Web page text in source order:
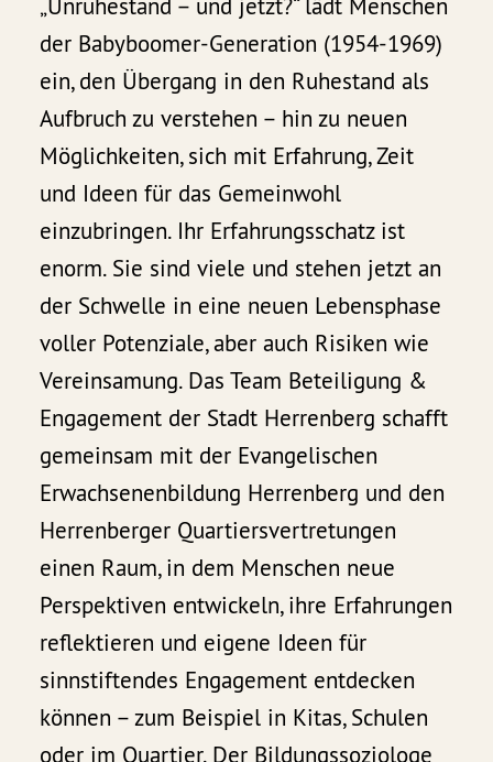
„Unruhestand – und jetzt?“ lädt Menschen
der Babyboomer-Generation (1954-1969)
ein, den Übergang in den Ruhestand als
Aufbruch zu verstehen – hin zu neuen
Möglichkeiten, sich mit Erfahrung, Zeit
und Ideen für das Gemeinwohl
einzubringen. Ihr Erfahrungsschatz ist
enorm. Sie sind viele und stehen jetzt an
der Schwelle in eine neuen Lebensphase
voller Potenziale, aber auch Risiken wie
Vereinsamung. Das Team Beteiligung &
Engagement der Stadt Herrenberg schafft
gemeinsam mit der Evangelischen
Erwachsenenbildung Herrenberg und den
Herrenberger Quartiersvertretungen
einen Raum, in dem Menschen neue
Perspektiven entwickeln, ihre Erfahrungen
reflektieren und eigene Ideen für
sinnstiftendes Engagement entdecken
können – zum Beispiel in Kitas, Schulen
oder im Quartier. Der Bildungssoziologe